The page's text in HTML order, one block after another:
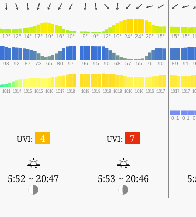
12° 12° 14° 17° 19° 16° 10° 9° 9° 12° 19° 24° 24° 20° 15° 15° 15°
93 92 87 73 65 80 97 96 95 90 68 57 55 76 90 89 91
1011 1014 1015 1015 1016 1017 1018 1018 1018 1018 1018 1016 1016 1016 1017 1017 1017
0.1 0.1
UVI: 4
5:52 ~ 20:47
UVI: 7
5:53 ~ 20:46